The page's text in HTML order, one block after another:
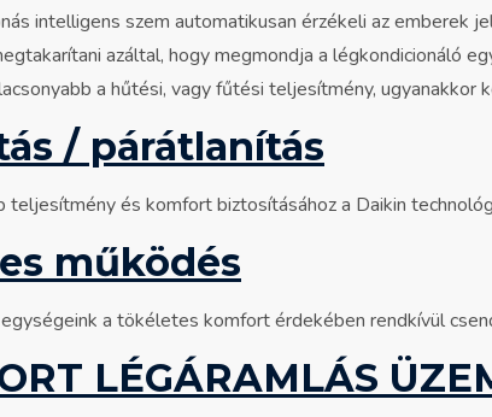
intelligens szem automatikusan érzékeli az emberek
azáltal, hogy megmondja a légkondicionáló
a hűtési, vagy fűtési teljesítmény,
/ párátlanítás
teljesítmény és komfort biztosításához a Daikin
működés
a tökéletes komfort érdekében rendkívül
LÉGÁRAMLÁS